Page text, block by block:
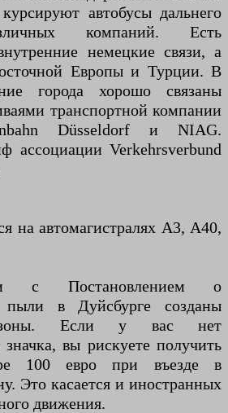
автобусы дальнего
компаний. Есть
немецкие связи, а
Европы и Турции. В
города хорошо связаны
транспортной компании
Düsseldorf и NIAG.
ассоциации Verkehrsverbund
на автомагистралях A3, A40,
с Постановлением о
пыли в Дуйсбурге созданы
зоны. Если у вас нет
значка, вы рискуете получить
100 евро при въезде в
Это касается и иностранных
движения.